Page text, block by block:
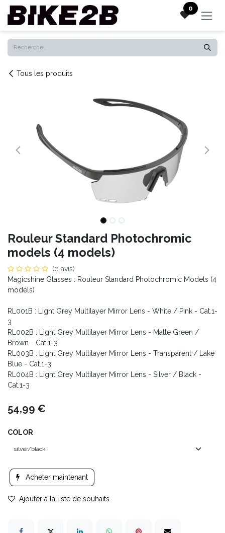
Se rendre au contenu 0
Tous les produits
Rouleur Standard Photochromic
models (4 models)
(0 avis)
Magicshine Glasses : Rouleur Standard Photochromic Models (4
models)
RL001B : Light Grey Multilayer Mirror Lens - White / Pink - Cat.1-
3
RL002B : Light Grey Multilayer Mirror Lens - Matte Green /
Brown - Cat.1-3
RL003B : Light Grey Multilayer Mirror Lens - Transparent / Lake
Blue - Cat.1-3
RL004B : Light Grey Multilayer Mirror Lens - Silver / Black -
Cat.1-3
54,99 €
COLOR
Acheter maintenant
Ajouter à la liste de souhaits